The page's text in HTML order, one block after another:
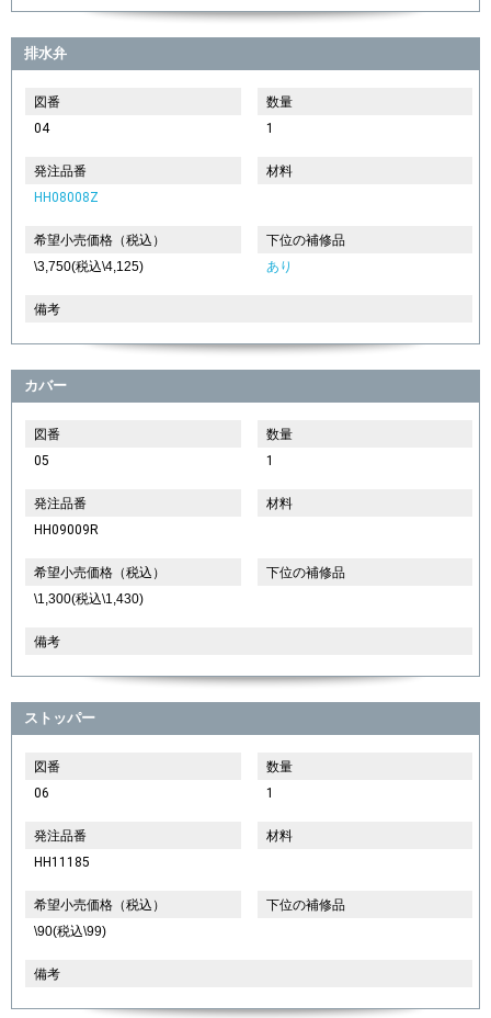
排水弁
図番
04
数量
1
発注品番
HH08008Z
材料
希望小売価格（税込）
\3,750(税込\4,125)
下位の補修品
あり
備考
カバー
図番
05
数量
1
発注品番
HH09009R
材料
希望小売価格（税込）
\1,300(税込\1,430)
下位の補修品
備考
ストッパー
図番
06
数量
1
発注品番
HH11185
材料
希望小売価格（税込）
\90(税込\99)
下位の補修品
備考